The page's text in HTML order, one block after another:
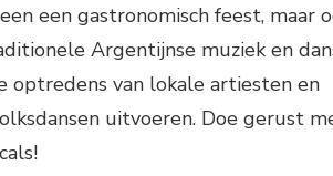
een gastronomisch feest, maar
Argentijnse muziek en
optredens van lokale artiesten en
uitvoeren. Doe gerust